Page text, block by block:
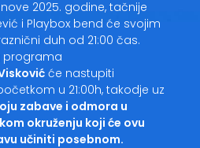
2025. godine, tačnije
i Playbox bend će svojim
duh od 21:00 čas.
programa
će nastupiti
u 21:00h, takodje uz
zabave i odmora u
okruženju koji će ovu
učiniti posebnom.